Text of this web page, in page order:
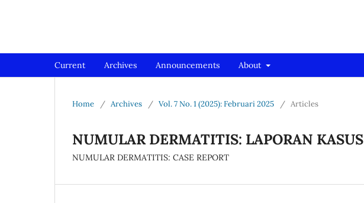
Current Archives Announcements About
Home / Archives / Vol. 7 No. 1 (2025): Februari 2025 / Articles
NUMULAR DERMATITIS: LAPORAN KASUS
NUMULAR DERMATITIS: CASE REPORT